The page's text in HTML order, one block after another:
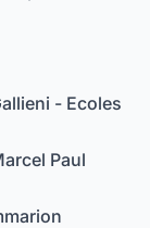
- Ecoles
Paul